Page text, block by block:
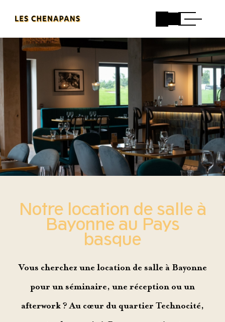
Notre location de salle à
Bayonne au Pays
basque
Vous cherchez une location de salle à Bayonne
pour un séminaire, une réception ou un
afterwork ? Au cœur du quartier Technocité,